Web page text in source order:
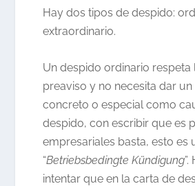
Hay dos tipos de despido:
extraordinario.
Un despido ordinario respeta
preaviso y no necesita dar
concreto o especial como
despido, con escribir que es
empresariales basta, esto es
“Betriebsbedingte Kündigung
intentar que en la carta de